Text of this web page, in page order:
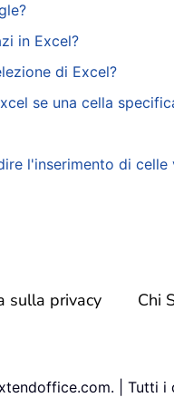
in Excel?
di Excel?
se una cella
l'inserimento di celle
sulla privacy Chi
| Tutti i